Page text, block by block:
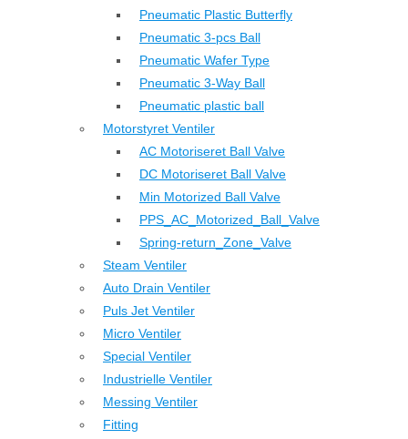
Pneumatic Plastic Butterfly
Pneumatic 3-pcs Ball
Pneumatic Wafer Type
Pneumatic 3-Way Ball
Pneumatic plastic ball
Motorstyret Ventiler
AC Motoriseret Ball Valve
DC Motoriseret Ball Valve
Min Motorized Ball Valve
PPS_AC_Motorized_Ball_Valve
Spring-return_Zone_Valve
Steam Ventiler
Auto Drain Ventiler
Puls Jet Ventiler
Micro Ventiler
Special Ventiler
Industrielle Ventiler
Messing Ventiler
Fitting